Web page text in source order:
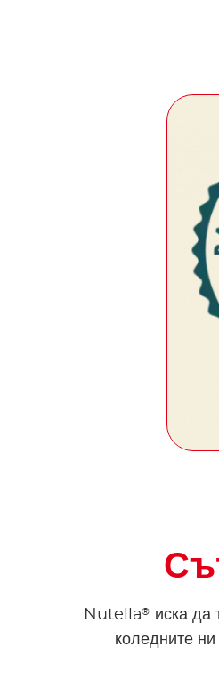
Nutella®
иска да
коледните